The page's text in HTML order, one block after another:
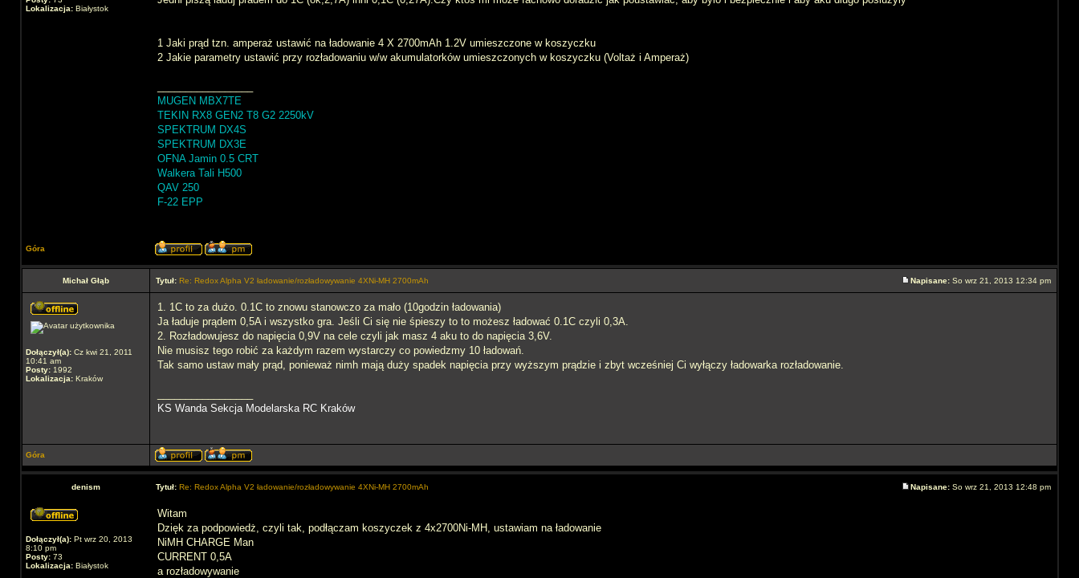
Lokalizacja: Białystok
1 Jaki prąd tzn. amperaż ustawić na ładowanie 4 X 2700mAh 1.2V umieszczone w koszyczku
2 Jakie parametry ustawić przy rozładowaniu w/w akumulatorków umieszczonych w koszyczku (Voltaż i Amperaż)
MUGEN MBX7TE
TEKIN RX8 GEN2 T8 G2 2250kV
SPEKTRUM DX4S
SPEKTRUM DX3E
OFNA Jamin 0.5 CRT
Walkera Tali H500
QAV 250
F-22 EPP
Góra
Michał Głąb Tytuł: Re: Redox Alpha V2 ładowanie/rozładowywanie 4XNi-MH 2700mAh Napisane: So wrz 21, 2013 12:34 pm
Dołączył(a): Cz kwi 21, 2011
10:41 am
Posty: 1992
Lokalizacja: Kraków
1. 1C to za dużo. 0.1C to znowu stanowczo za mało (10godzin ładowania)
Ja ładuje prądem 0,5A i wszystko gra. Jeśli Ci się nie śpieszy to to możesz ładować 0.1C czyli 0,3A.
2. Rozładowujesz do napięcia 0,9V na cele czyli jak masz 4 aku to do napięcia 3,6V.
Nie musisz tego robić za każdym razem wystarczy co powiedzmy 10 ładowań.
Tak samo ustaw mały prąd, ponieważ nimh mają duży spadek napięcia przy wyższym prądzie i zbyt wcześniej Ci wyłączy ładowarka rozładowanie.
KS Wanda Sekcja Modelarska RC Kraków
Góra
denism Tytuł: Re: Redox Alpha V2 ładowanie/rozładowywanie 4XNi-MH 2700mAh Napisane: So wrz 21, 2013 12:48 pm
Dołączył(a): Pt wrz 20, 2013
8:10 pm
Posty: 73
Lokalizacja: Białystok
Witam
Dzięk za podpowiedż, czyli tak, podłączam koszyczek z 4x2700Ni-MH, ustawiam na ładowanie
NiMH CHARGE Man
CURRENT 0,5A
a rozładowywanie